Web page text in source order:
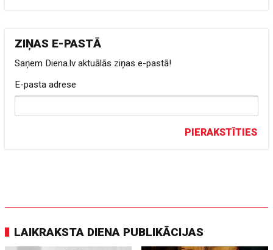
ZIŅAS E-PASTĀ
Saņem Diena.lv aktuālās ziņas e-pastā!
E-pasta adrese
PIERAKSTĪTIES
LAIKRAKSTA DIENA PUBLIKĀCIJAS